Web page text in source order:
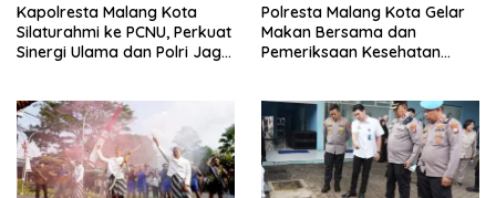
Kapolresta Malang Kota
Silaturahmi ke PCNU, Perkuat
Sinergi Ulama dan Polri Jaga
Polresta Malang Kota Gelar
Makan Bersama dan
Pemeriksaan Kesehatan